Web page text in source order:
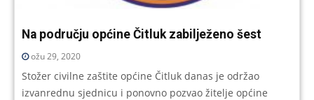
Na području općine Čitluk zabilježeno šest
ožu 29, 2020
Stožer civilne zaštite općine Čitluk danas je održao
izvanrednu sjednicu i ponovno pozvao žitelje općine